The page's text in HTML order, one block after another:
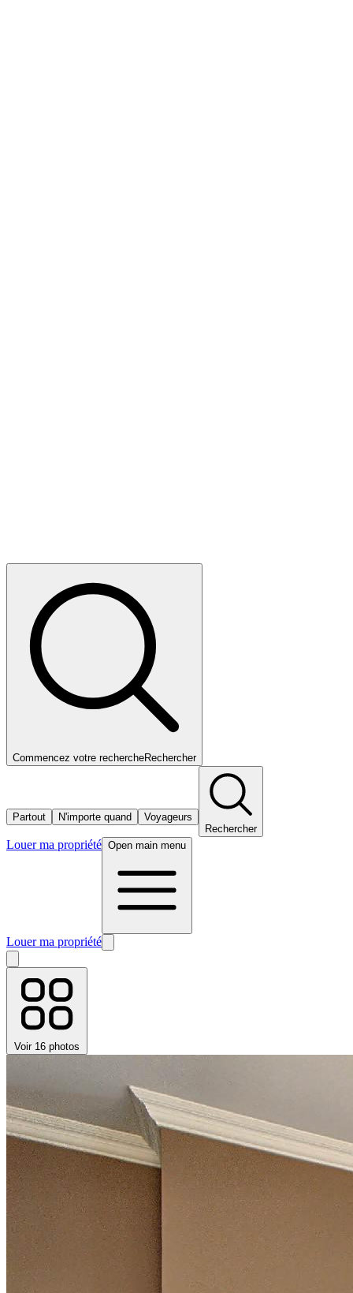
Commencez votre rechercheRechercher
Partout N'importe quand
Voyageurs
Rechercher
Louer ma propriété Open main menu
Louer ma propriété
Voir 16 photos